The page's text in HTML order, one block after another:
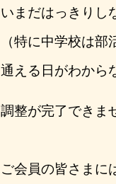
いまだはっきりし
（特に中学校は
通える日がわか
調整が完了できま
ご会員の皆さまに